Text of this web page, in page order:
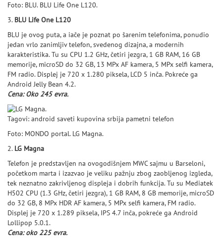
Foto: BLU. BLU Life One L120.
3. BLU Life One L120
BLU je ovog puta, a iače je poznat po šarenim telefonima, ponudio
jedan vrlo zanimljiv telefon, svedenog dizajna, a modernih
karakteristika. Tu su CPU 1.2 GHz, četiri jezgra, 1 GB RAM, 16 GB
memorije, microSD do 32 GB, 13 MPx AF kamera, 5 MPx selfi kamera,
FM radio. Displej je 720 x 1.280 piksela, LCD 5 inča. Pokreće ga
Android Jelly Bean 4.2.
Cena: Oko 245 evra.
Tagovi: android saveti kupovina srbija pametni telefon
Foto: MONDO portal. LG Magna.
2. LG Magna
Telefon je predstavljen na ovogodišnjem MWC sajmu u Barseloni,
početkom marta i izazvao je veliku pažnju zbog zaobljenog izgleda,
tek neznatno zakrivljenog displeja i dobrih funkcija. Tu su Mediatek
H502 CPU (1.3 GHz, četiri jezgra), 1 GB RAM, 8 GB memorije, microSD
do 32 GB, 8 MPx HDR AF kamera, 5 MPx selfi kamera, FM radio.
Displej je 720 x 1.289 piksela, IPS 4.7 inča, pokreće ga Android
Lollipop 5.0.1.
Cena: oko 225 evra.